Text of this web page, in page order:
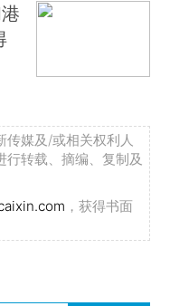
传媒及/或相关权利人
转载、摘编、复制及
，获得书面